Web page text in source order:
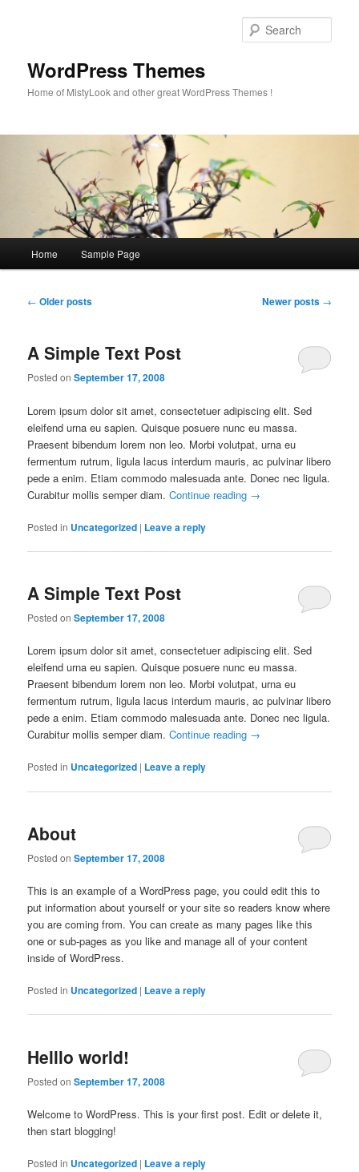
WordPress Themes
Home of MistyLook and other great WordPress Themes !
Skip
content
Skip
content
Home Sample Page
Post
← Older posts Newer posts →
A Simple Text Post
Posted onSeptember 17, 2008
Lorem ipsum dolor sit amet, consectetuer adipiscing elit. Sed
eleifend urna eu sapien. Quisque posuere nunc eu massa.
Praesent bibendum lorem non leo. Morbi volutpat, urna eu
fermentum rutrum, ligula lacus interdum mauris, ac pulvinar libero
pede a enim. Etiam commodo malesuada ante. Donec nec ligula.
Curabitur mollis semper diam.Continue reading →
Posted in Uncategorized | Leave a reply
A Simple Text Post
Posted onSeptember 17, 2008
Lorem ipsum dolor sit amet, consectetuer adipiscing elit. Sed
eleifend urna eu sapien. Quisque posuere nunc eu massa.
Praesent bibendum lorem non leo. Morbi volutpat, urna eu
fermentum rutrum, ligula lacus interdum mauris, ac pulvinar libero
pede a enim. Etiam commodo malesuada ante. Donec nec ligula.
Curabitur mollis semper diam.Continue reading →
Posted in Uncategorized | Leave a reply
About
Posted onSeptember 17, 2008
This is an example of a WordPress page, you could edit this to
put information about yourself or your site so readers know where
you are coming from. You can create as many pages like this
one or sub-pages as you like and manage all of your content
inside of WordPress.
Posted in Uncategorized | Leave a reply
Helllo world!
Posted onSeptember 17, 2008
Welcome to WordPress. This is your first post. Edit or delete it,
then start blogging!
Posted in Uncategorized | Leave a reply